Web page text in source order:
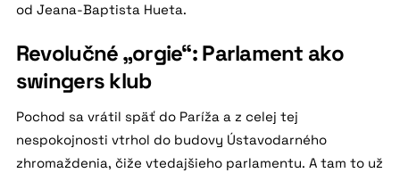
od Jeana-Baptista Hueta.
Revolučné „orgie“: Parlament ako
swingers klub
Pochod sa vrátil späť do Paríža a z celej tej
nespokojnosti vtrhol do budovy Ústavodarného
zhromaždenia, čiže vtedajšieho parlamentu. A tam to už